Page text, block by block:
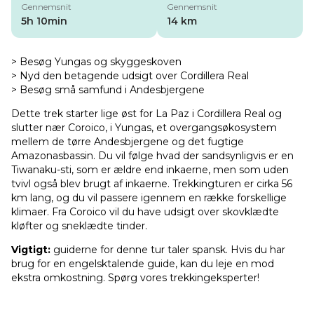
Gennemsnit
5h 10min
Gennemsnit
14 km
> Besøg Yungas og skyggeskoven
> Nyd den betagende udsigt over Cordillera Real
> Besøg små samfund i Andesbjergene
Dette trek starter lige øst for La Paz i Cordillera Real og
slutter nær Coroico, i Yungas, et overgangsøkosystem
mellem de tørre Andesbjergene og det fugtige
Amazonasbassin. Du vil følge hvad der sandsynligvis er en
Tiwanaku-sti, som er ældre end inkaerne, men som uden
tvivl også blev brugt af inkaerne. Trekkingturen er cirka 56
km lang, og du vil passere igennem en række forskellige
klimaer. Fra Coroico vil du have udsigt over skovklædte
kløfter og sneklædte tinder.
Vigtigt: guiderne for denne tur taler spansk. Hvis du har
brug for en engelsktalende guide, kan du leje en mod
ekstra omkostning. Spørg vores trekkingeksperter!